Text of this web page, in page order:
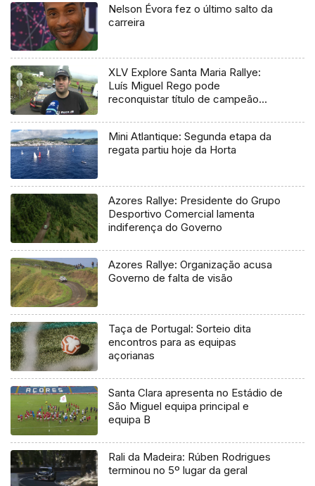
Nelson Évora fez o último salto da
carreira
XLV Explore Santa Maria Rallye:
Luís Miguel Rego pode
reconquistar título de campeão
Mini Atlantique: Segunda etapa da
regata partiu hoje da Horta
Azores Rallye: Presidente do Grupo
Desportivo Comercial lamenta
indiferença do Governo
Azores Rallye: Organização acusa
Governo de falta de visão
Taça de Portugal: Sorteio dita
encontros para as equipas
açorianas
Santa Clara apresenta no Estádio de
São Miguel equipa principal e
equipa B
Rali da Madeira: Rúben Rodrigues
terminou no 5º lugar da geral